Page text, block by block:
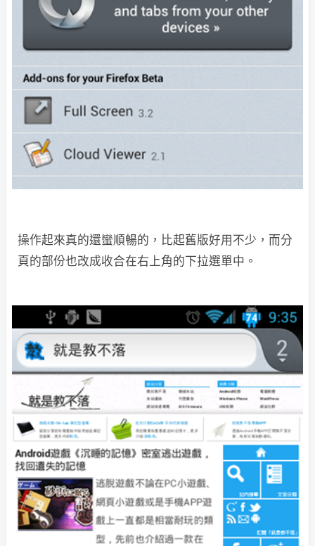
操作起來真的還蠻順暢的，比起舊版好用不少，而分
頁的部份也改成收合在右上角的下拉選單中。